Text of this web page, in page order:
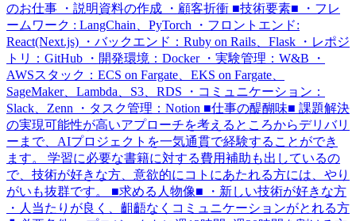
のお仕事 ・説明資料の作成 ・顧客折衝 ■技術要素■ ・フレ
ームワーク : LangChain、PyTorch ・フロントエンド:
React(Next.js) ・バックエンド：Ruby on Rails、Flask ・レポジ
トリ：GitHub ・開発環境：Docker ・実験管理：W&B ・
AWSスタック：ECS on Fargate、EKS on Fargate、
SageMaker、Lambda、S3、RDS ・コミュニケーション：
Slack、Zenn ・タスク管理：Notion ■仕事の醍醐味■ 課題解決
の実現可能性が高いアプローチを考えるところからデリバリ
ーまで、AIプロジェクトを一気通貫で経験することができ
ます。 学習に必要な書籍に対する費用補助も出しているの
で、技術が好きな方、意欲的にコトにあたれる方には、やり
がいも抜群です。 ■求める人物像■ ・新しい技術が好きな方
・人当たりが良く、齟齬なくコミュニケーションがとれる方